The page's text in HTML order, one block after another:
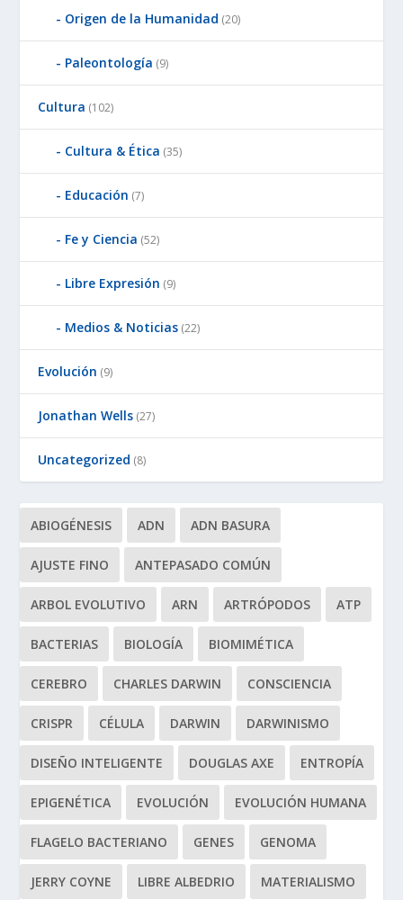
Origen de la Humanidad (20)
Paleontología (9)
Cultura (102)
Cultura & Ética (35)
Educación (7)
Fe y Ciencia (52)
Libre Expresión (9)
Medios & Noticias (22)
Evolución (9)
Jonathan Wells (27)
Uncategorized (8)
ABIOGÉNESIS ADN ADN BASURA
AJUSTE FINO ANTEPASADO COMÚN
ARBOL EVOLUTIVO ARN ARTRÓPODOS ATP
BACTERIAS BIOLOGÍA BIOMIMÉTICA
CEREBRO CHARLES DARWIN CONSCIENCIA
CRISPR CÉLULA DARWIN DARWINISMO
DISEÑO INTELIGENTE DOUGLAS AXE ENTROPÍA
EPIGENÉTICA EVOLUCIÓN EVOLUCIÓN HUMANA
FLAGELO BACTERIANO GENES GENOMA
JERRY COYNE LIBRE ALBEDRIO MATERIALISMO